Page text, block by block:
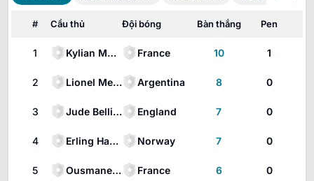
# Cầu thủ Đội bóng Bàn thắng Pen
1 Kylian Mbappé France 10 1
2 Lionel Messi Argentina 8 0
3 Jude Bellingham England 7 0
4 Erling Haaland Norway 7 0
5 Ousmane Dembélé France 6 0